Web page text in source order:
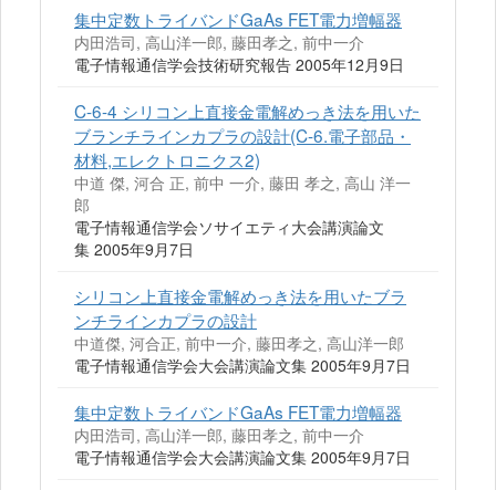
集中定数トライバンドGaAs FET電力増幅器
内田浩司, 高山洋一郎, 藤田孝之, 前中一介
電子情報通信学会技術研究報告 2005年12月9日
C-6-4 シリコン上直接金電解めっき法を用いた
ブランチラインカプラの設計(C-6.電子部品・
材料,エレクトロニクス2)
中道 傑, 河合 正, 前中 一介, 藤田 孝之, 高山 洋一
郎
電子情報通信学会ソサイエティ大会講演論文
集 2005年9月7日
シリコン上直接金電解めっき法を用いたブラ
ンチラインカプラの設計
中道傑, 河合正, 前中一介, 藤田孝之, 高山洋一郎
電子情報通信学会大会講演論文集 2005年9月7日
集中定数トライバンドGaAs FET電力増幅器
内田浩司, 高山洋一郎, 藤田孝之, 前中一介
電子情報通信学会大会講演論文集 2005年9月7日